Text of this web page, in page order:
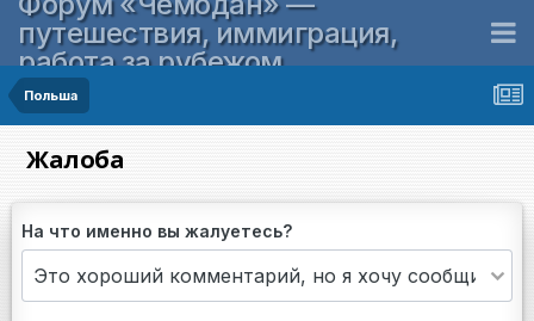
путешествия, иммиграция,
работа за рубежом
Польша
Жалоба
На что именно вы жалуетесь?